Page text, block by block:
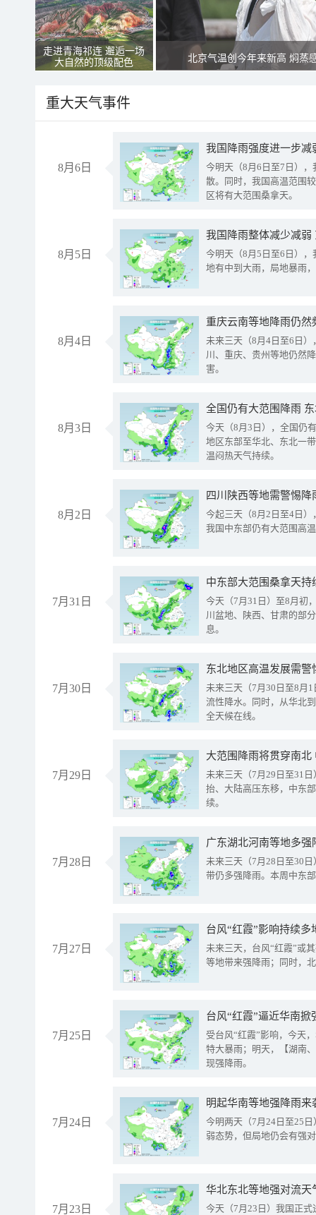
走进青海祁连 邂逅一场
大自然的顶级配色
北京气温创今年来新高 焖蒸
重大天气事件
8月6日
今明天（8月6日至7日）
散。同时，我国高温范围
区将有大范围桑拿天。
8月5日
我国降雨整体减少减弱
今明天（8月5日至6日）
地有中到大雨，局地暴雨
8月4日
重庆云南等地降雨仍然
未来三天（8月4日至6日
川、重庆、贵州等地仍然
害。
8月3日
全国仍有大范围降雨
今天（8月3日），全国仍
地区东部至华北、东北一
温闷热天气持续。
8月2日
今起三天（8月2日至4日
我国中东部仍有大范围高
7月31日
中东部大范围桑拿天
今天（7月31日）至8月初
川盆地、陕西、甘肃的部
息。
7月30日
东北地区高温发展需
未来三天（7月30日至8月
流性降水。同时，从华北
全天候在线。
7月29日
大范围降雨将贯穿南
未来三天（7月29日至31
抬、大陆高压东移，中东
续。
7月28日
广东湖北河南等地多
未来三天（7月28日至30
带仍多强降雨。本周中东
7月27日
台风“红霞”影响持续
未来三天，台风“红霞”或
等地带来强降雨；同时，
7月25日
台风“红霞”逼近华南
受台风“红霞”影响，今天
特大暴雨；明天，【湖南
现强降雨。
7月24日
明起华南等地强降雨
今明两天（7月24日至25
弱态势，但局地仍会有强
7月23日
华北东北等地强对流天
今天（7月23日）我国正